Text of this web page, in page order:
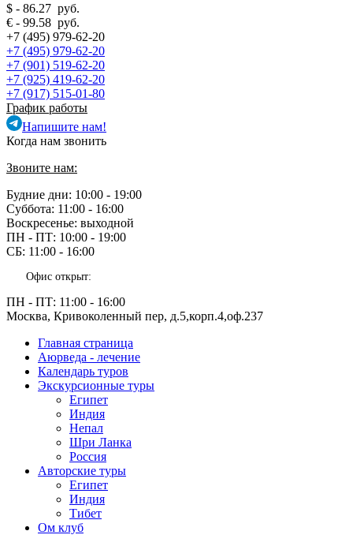
$ - 86.27 руб.
€ - 99.58 руб.
+7 (495) 979-62-20
+7 (495) 979-62-20
+7 (901) 519-62-20
+7 (925) 419-62-20
+7 (917) 515-01-80
График работы
Напишите нам!
Когда нам звонить
Звоните нам:
Будние дни: 10:00 - 19:00
Суббота: 11:00 - 16:00
Воскресенье: выходной
ПН - ПТ: 10:00 - 19:00
СБ: 11:00 - 16:00
Офис открыт:
ПН - ПТ: 11:00 - 16:00
Москва, Кривоколенный пер, д.5,корп.4,оф.237
Главная страница
Аюрведа - лечение
Календарь туров
Экскурсионные туры
Египет
Индия
Непал
Шри Ланка
Россия
Авторские туры
Египет
Индия
Тибет
Ом клуб